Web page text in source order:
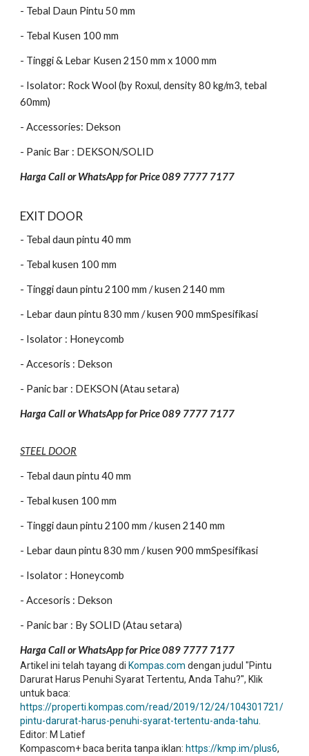
- Tebal Daun Pintu 50 mm
- Tebal Kusen 100 mm
- Tinggi & Lebar Kusen 2150 mm x 1000 mm
- Isolator: Rock Wool (by Roxul, density 80 kg/m3, tebal
60mm)
- Accessories: Dekson
- Panic Bar : DEKSON/SOLID
Harga Call or WhatsApp for Price 089 7777 7177
EXIT DOOR
- Tebal daun pintu 40 mm
- Tebal kusen 100 mm
- Tinggi daun pintu 2100 mm / kusen 2140 mm
- Lebar daun pintu 830 mm / kusen 900 mmSpesifikasi
- Isolator : Honeycomb
- Accesoris : Dekson
- Panic bar : DEKSON (Atau setara)
Harga Call or WhatsApp for Price 089 7777 7177
STEEL DOOR
- Tebal daun pintu 40 mm
- Tebal kusen 100 mm
- Tinggi daun pintu 2100 mm / kusen 2140 mm
- Lebar daun pintu 830 mm / kusen 900 mmSpesifikasi
- Isolator : Honeycomb
- Accesoris : Dekson
- Panic bar : By SOLID (Atau setara)
Harga Call or WhatsApp for Price 089 7777 7177
Artikel ini telah tayang di Kompas.com dengan judul "Pintu
Darurat Harus Penuhi Syarat Tertentu, Anda Tahu?", Klik
untuk baca:
https://properti.kompas.com/read/2019/12/24/104301721/
pintu-darurat-harus-penuhi-syarat-tertentu-anda-tahu
Editor: M Latief
Kompascom+ baca berita tanpa iklan: https://kmp.im/plus6,